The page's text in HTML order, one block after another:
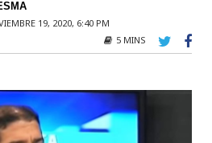
19, 2020, 6:40 PM
5 MINS